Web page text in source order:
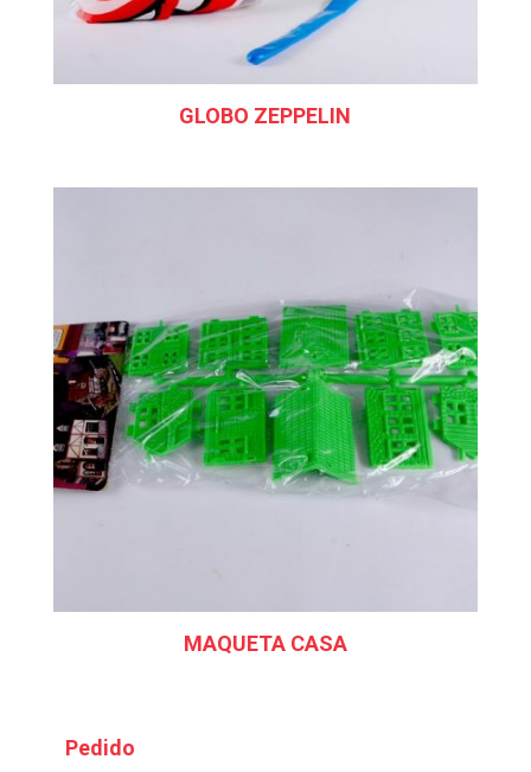
GLOBO ZEPPELIN
MAQUETA CASA
Pedido